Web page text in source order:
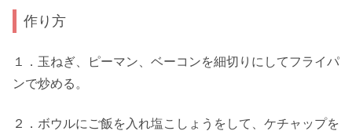
作り方
１．玉ねぎ、ピーマン、ベーコンを細切りにしてフライパ
ンで炒める。
２．ボウルにご飯を入れ塩こしょうをして、ケチャップを